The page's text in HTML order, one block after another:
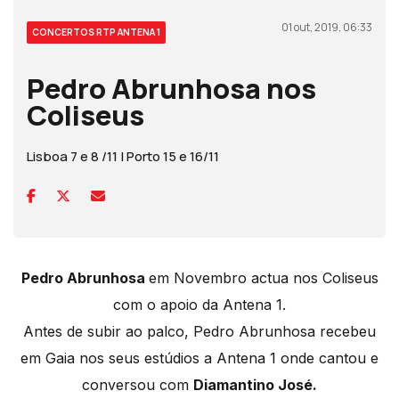
CONCERTOS RTP ANTENA 1 01 out, 2019, 06:33
Pedro Abrunhosa nos
Coliseus
Lisboa 7 e 8 /11 | Porto 15 e 16/11
Pedro Abrunhosa em Novembro actua nos Coliseus
com o apoio da Antena 1.
Antes de subir ao palco, Pedro Abrunhosa recebeu
em Gaia nos seus estúdios a Antena 1 onde cantou e
conversou com Diamantino José.